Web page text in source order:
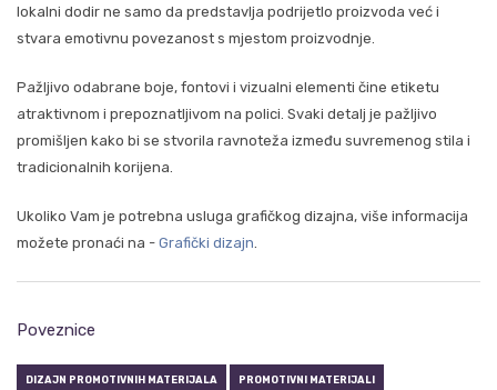
lokalni dodir ne samo da predstavlja podrijetlo proizvoda već i
stvara emotivnu povezanost s mjestom proizvodnje.
Pažljivo odabrane boje, fontovi i vizualni elementi čine etiketu
atraktivnom i prepoznatljivom na polici. Svaki detalj je pažljivo
promišljen kako bi se stvorila ravnoteža između suvremenog stila i
tradicionalnih korijena.
Ukoliko Vam je potrebna usluga grafičkog dizajna, više informacija
možete pronaći na - Grafički dizajn
Poveznice
DIZAJN PROMOTIVNIH MATERIJALA PROMOTIVNI MATERIJALI